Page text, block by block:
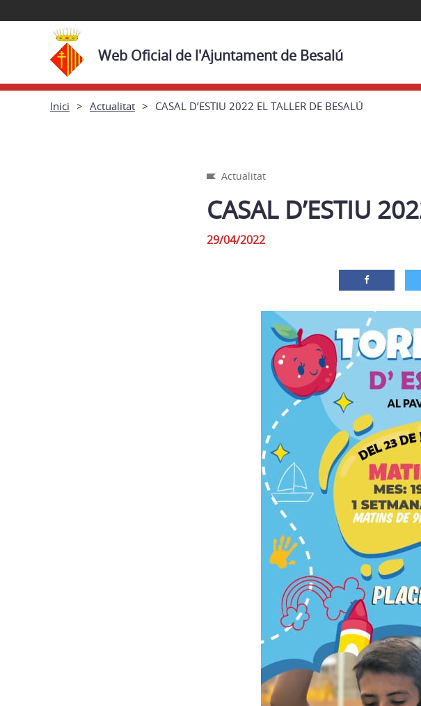
Web Oficial de l'Ajuntament de Besalú
Inici Actualitat CASAL D’ESTIU 2022 EL TALLER DE BESALÚ
Actualitat
CASAL D’ESTIU
29/04/2022